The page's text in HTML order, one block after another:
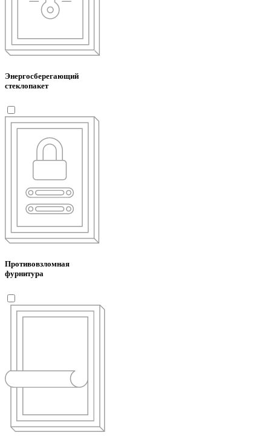
Энергосберегающий
стеклопакет
Противовзломная
фурнитура